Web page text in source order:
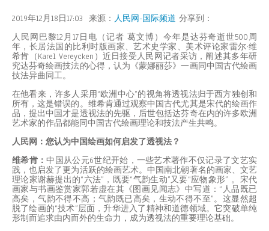
2019年12月18日17:03 来源： 人民网-国际频道 分享到：
人民网巴黎12月17日电（记者 葛文博）今年是达芬奇逝世500周
年，长居法国的比利时版画家、艺术史学家、美术评论家雷尔·维
希肯（Karel Vereycken）近日接受人民网记者采访，阐述其多年研
究达芬奇绘画技法的心得，认为《蒙娜丽莎》一画同中国古代绘画
技法异曲同工。
在他看来，许多人采用“欧洲中心”的视角将透视法归于西方独创和
所有，这是错误的。维希肯通过观察中国古代尤其是宋代的绘画作
品，提出中国才是透视法的先驱，后世包括达芬奇在内的许多欧洲
艺术家的作品都能同中国古代绘画理论和技法产生共鸣。
人民网：您认为中国绘画如何启发了透视法？
维希肯：中国从公元6世纪开始，一些艺术著作不仅记录了文艺实
践，也启发了更为活跃的绘画艺术。中国南北朝著名的画家、文艺
理论家谢赫提出的“六法”，既要“气韵生动”又要“应物象形” 。宋代
画家与书画鉴赏家郭若虚在其《图画见闻志》中写道：“人品既已
高矣，气韵不得不高；气韵既已高矣，生动不得不至”。这显然超
脱了绘画的“技术”层面，升华进入了精神和道德领域。它突破单纯
形制而追求由内而外的生命力，成为透视法的重要理论基础。